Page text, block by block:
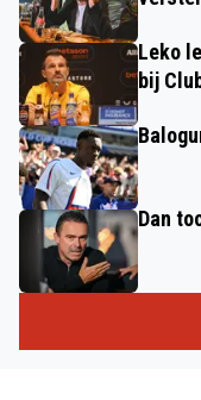
Leko
bij
Dan